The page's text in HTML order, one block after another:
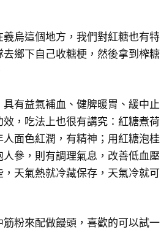
烏這個地方，我們對紅糖也有特
鄉下自己收糖梗，然後拿到榨糖
有益氣補血、健脾暖胃、緩中止
，吃法上也很有講究：紅糖煮荷
面色紅潤，有精神；用紅糖泡桂
參，則有調理氣息，改善低血壓
天氣熱就冷藏保存，天氣冷就可
粉來配做饅頭，喜歡的可以試一